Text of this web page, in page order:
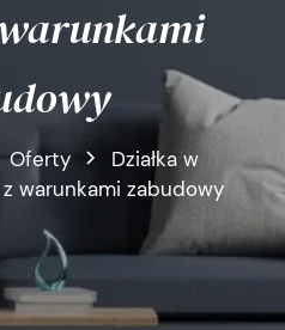
Oferty
Działka w
warunkami zabudowy